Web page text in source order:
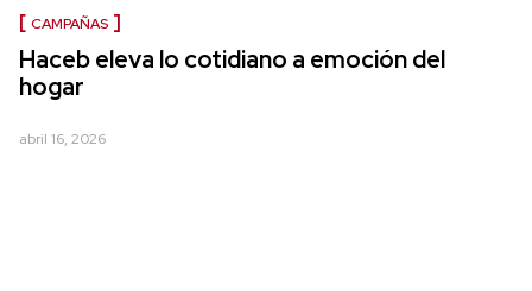
CAMPAÑAS
Haceb eleva lo cotidiano a emoción del
hogar
abril 16, 2026